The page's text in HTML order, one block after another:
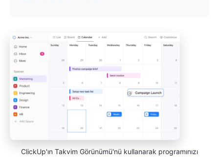
ClickUp'ın Takvim Görünümü'nü kullanarak programınızı